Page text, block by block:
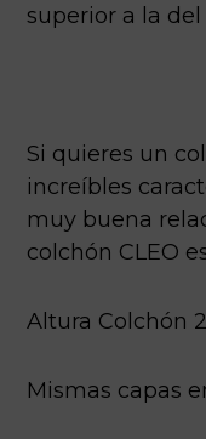
superior a la del
Si quieres un
increíbles
muy buena
colchón CLEO
Altura Colchón
Mismas capas